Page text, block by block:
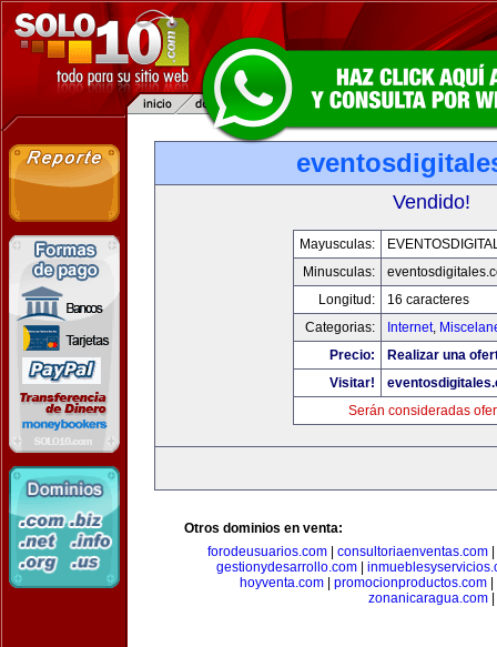
Vendido!
Mayusculas:
Minusculas:
Longitud:
16 caracteres
Categorias:
Internet,
Precio:
Realizar una
Visitar!
Serán consideradas
Otros dominios en venta:
forodeusuarios.com
consultoriaenventas.com
gestionydesarrollo.com
hoyventa.com| promocionproductos.com|
zonanicaragua.com